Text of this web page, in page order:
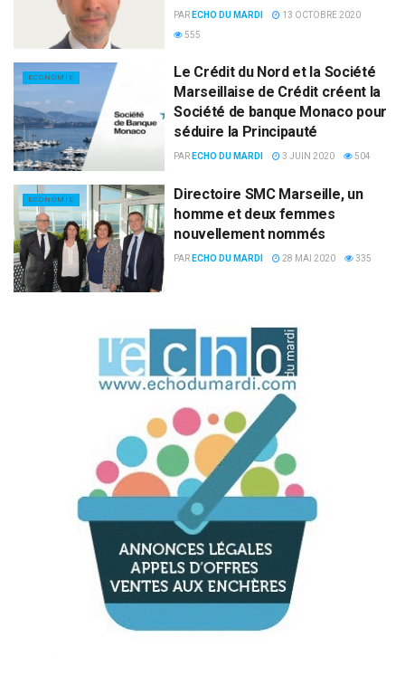
PAR ECHO DU MARDI
13 OCTOBRE 2020
555
ECONOMIE
Le Crédit du Nord et la Société
Marseillaise de Crédit créent la
Société de banque Monaco pour
séduire la Principauté
PAR ECHO DU MARDI 3 JUIN 2020 504
ECONOMIE
Directoire SMC Marseille, un
homme et deux femmes
nouvellement nommés
PAR ECHO DU MARDI 28 MAI 2020 335